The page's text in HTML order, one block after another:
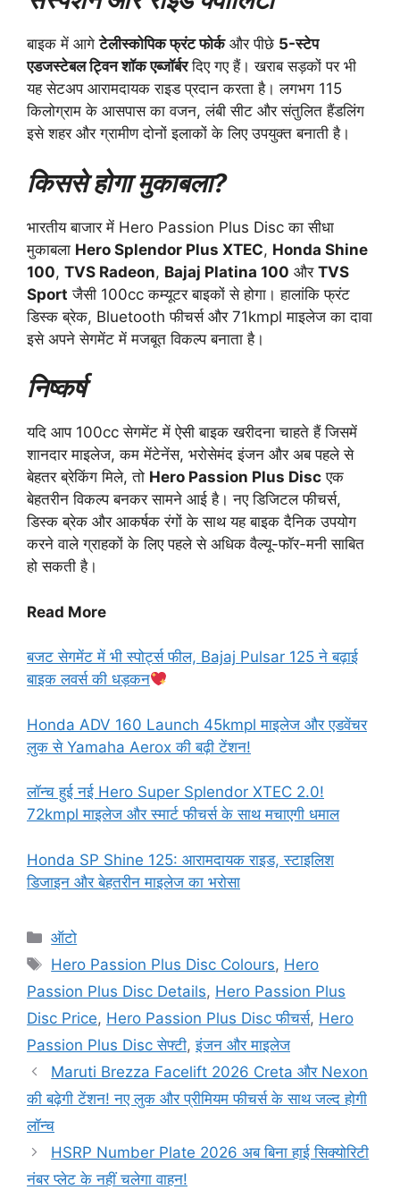
बाइक में आगेटेलीस्कोपिक फ्रंट फोर्कऔर पीछे 5-स्टेप
एडजस्टेबल ट्विन शॉक एब्जॉर्बरदिए गए हैं। खराब सड़कों पर भी
यह सेटअप आरामदायक राइड प्रदान करता है। लगभग 115
किलोग्राम के आसपास का वजन, लंबी सीट और संतुलित हैंडलिंग
इसे शहर और ग्रामीण दोनों इलाकों के लिए उपयुक्त बनाती है।
किससे होगा मुकाबला?
भारतीय बाजार में Hero Passion Plus Disc का सीधा
मुकाबला Hero Splendor Plus XTEC, Honda Shine
100, TVS Radeon, Bajaj Platina 100 और TVS
Sport जैसी 100cc कम्यूटर बाइकों से होगा। हालांकि फ्रंट
डिस्क ब्रेक, Bluetooth फीचर्स और 71kmpl माइलेज का दावा
इसे अपने सेगमेंट में मजबूत विकल्प बनाता है।
निष्कर्ष
यदि आप 100cc सेगमेंट में ऐसी बाइक खरीदना चाहते हैं जिसमें
शानदार माइलेज, कम मेंटेनेंस, भरोसेमंद इंजन और अब पहले से
बेहतर ब्रेकिंग मिले, तो Hero Passion Plus Disc एक
बेहतरीन विकल्प बनकर सामने आई है। नए डिजिटल फीचर्स,
डिस्क ब्रेक और आकर्षक रंगों के साथ यह बाइक दैनिक उपयोग
करने वाले ग्राहकों के लिए पहले से अधिक वैल्यू-फॉर-मनी साबित
हो सकती है।
Read More
बजट सेगमेंट में भी स्पोर्ट्स फील, Bajaj Pulsar 125 ने बढ़ाई
बाइक लवर्स की धड़कन
Honda ADV 160 Launch 45kmpl माइलेज और एडवेंचर
लुक से Yamaha Aerox की बढ़ी टेंशन!
लॉन्च हुई नई Hero Super Splendor XTEC 2.0!
72kmpl माइलेज और स्मार्ट फीचर्स के साथ मचाएगी धमाल
Honda SP Shine 125: आरामदायक राइड, स्टाइलिश
डिजाइन और बेहतरीन माइलेज का भरोसा
Categories
ऑटो
Tags
Hero Passion Plus Disc Colours, Hero
Passion Plus Disc Details, Hero Passion Plus
Disc Price, Hero Passion Plus Disc फीचर्स, Hero
Passion Plus Disc सेफ्टी,इंजन और माइलेज
Maruti Brezza Facelift 2026 Creta और Nexon
की बढ़ेगी टेंशन! नए लुक और प्रीमियम फीचर्स के साथ जल्द होगी
लॉन्च
HSRP Number Plate 2026 अब बिना हाई सिक्योरिटी
नंबर प्लेट के नहीं चलेगा वाहन!